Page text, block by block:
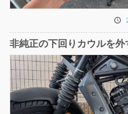
投
稿
日
非純正の下回りカウルを外